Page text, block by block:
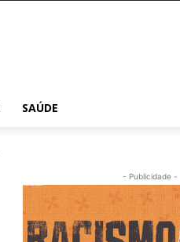
SAÚDE
- Publicidade -